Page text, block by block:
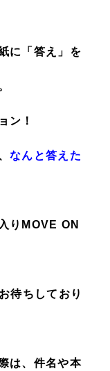
に「答え」を
ン！
なんと答えた
りMOVE ON
待ちしており
は、件名や本